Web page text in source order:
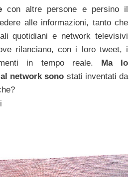
con altre persone e persino il
alle informazioni, tanto che
quotidiani e network televisivi
rilanciano, con i loro tweet, i
in tempo reale.
Ma lo
network sono stati inventati da